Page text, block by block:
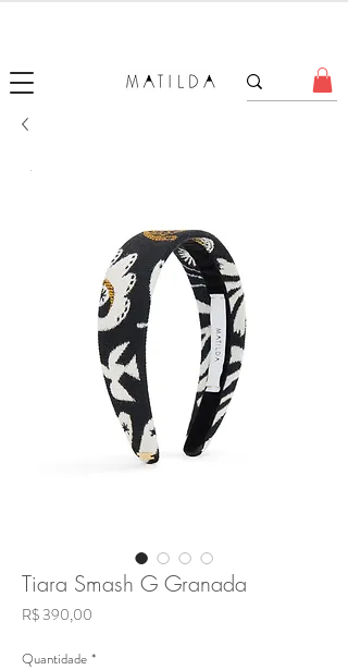
Tiara Smash G Granada
R$ 390,00
Quantidade *